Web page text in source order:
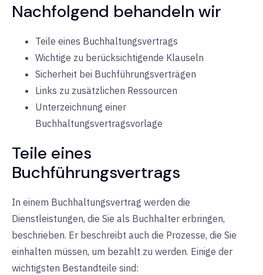
Nachfolgend behandeln wir
Teile eines Buchhaltungsvertrags
Wichtige zu berücksichtigende Klauseln
Sicherheit bei Buchführungsverträgen
Links zu zusätzlichen Ressourcen
Unterzeichnung einer
Buchhaltungsvertragsvorlage
Teile eines
Buchführungsvertrags
In einem Buchhaltungsvertrag werden die
Dienstleistungen, die Sie als Buchhalter erbringen,
beschrieben. Er beschreibt auch die Prozesse, die Sie
einhalten müssen, um bezahlt zu werden. Einige der
wichtigsten Bestandteile sind: